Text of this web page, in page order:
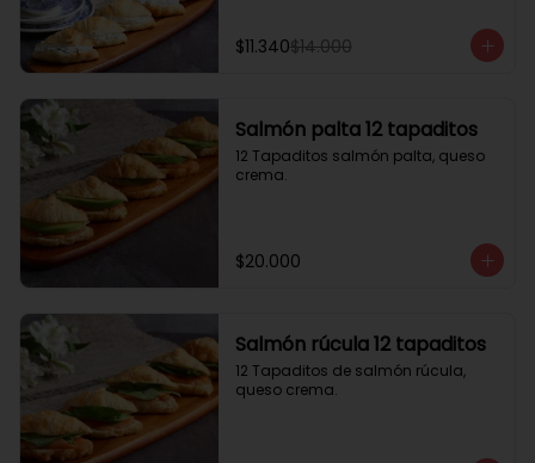
$11.340$14.000
Salmón palta 12 tapaditos
12 Tapaditos salmón palta, queso
crema.
$20.000
Salmón rúcula 12 tapaditos
12 Tapaditos de salmón rúcula,
queso crema.